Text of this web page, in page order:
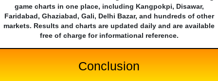
game charts in one place, including Kangpokpi, Disawar,
Faridabad, Ghaziabad, Gali, Delhi Bazar, and hundreds of other
markets. Results and charts are updated daily and are available
free of charge for informational reference.
Conclusion